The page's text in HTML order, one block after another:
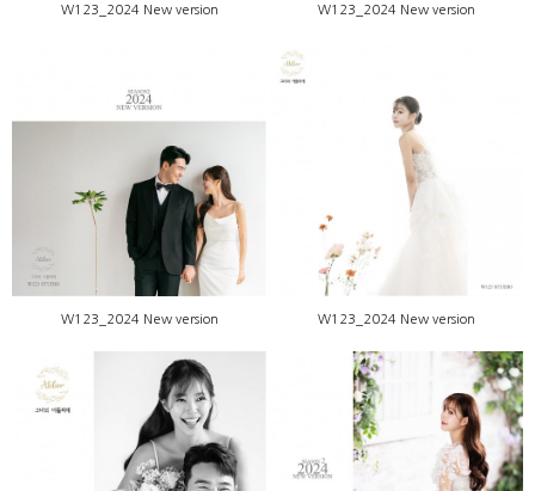
W123_2024 New version W123_2024 New version
W123_2024 New version
W123_2024 New version
W123_2024 New version
W123_2024 New version
W123_2024 New version W123_2024 New version